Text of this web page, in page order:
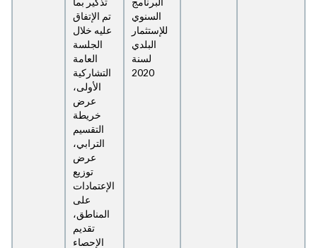
السنوي
للإستثمار
البلدي
لسنة
2020
تم الإتفاق
عليه خلال
الجلسة
العامة
التشاركية
الأولى،
عرض
خريطة
التقسيم
الترابي،
عرض
توزيع
الإعتمادات
على
المناطق،
تقديم
الإحصاء